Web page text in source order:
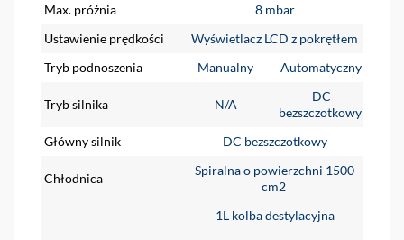
Max. próżnia
8 mbar
Ustawienie prędkości
Wyświetlacz LCD z pokrętłem
Tryb podnoszenia
Manualny Automatyczny
Tryb silnika N/A
DC
bezszczotkowy
Główny silnik
DC bezszczotkowy
Chłodnica
Spiralna o powierzchni 1500
cm2
1L kolba destylacyjna